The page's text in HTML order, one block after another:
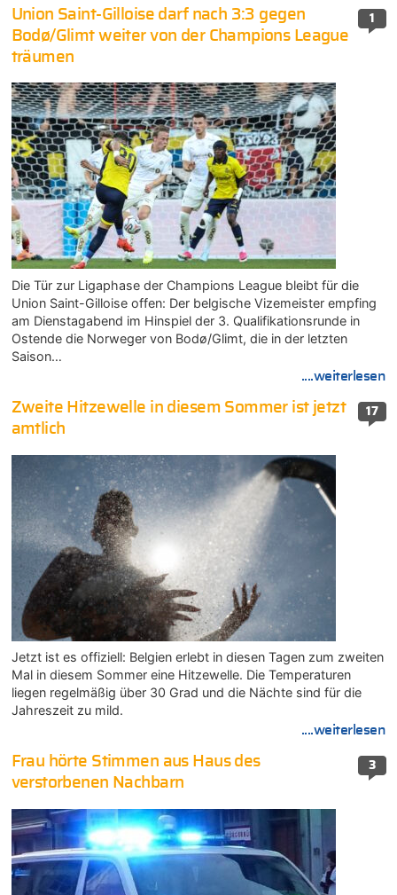
1
Union Saint-Gilloise darf nach 3:3 gegen
Bodø/Glimt weiter von der Champions League
träumen
Die Tür zur Ligaphase der Champions League bleibt für die
Union Saint-Gilloise offen: Der belgische Vizemeister empfing
am Dienstagabend im Hinspiel der 3. Qualifikationsrunde in
Ostende die Norweger von Bodø/Glimt, die in der letzten
Saison…
....weiterlesen
17
Zweite Hitzewelle in diesem Sommer ist jetzt
amtlich
Jetzt ist es offiziell: Belgien erlebt in diesen Tagen zum zweiten
Mal in diesem Sommer eine Hitzewelle. Die Temperaturen
liegen regelmäßig über 30 Grad und die Nächte sind für die
Jahreszeit zu mild.
....weiterlesen
3
Frau hörte Stimmen aus Haus des
verstorbenen Nachbarn